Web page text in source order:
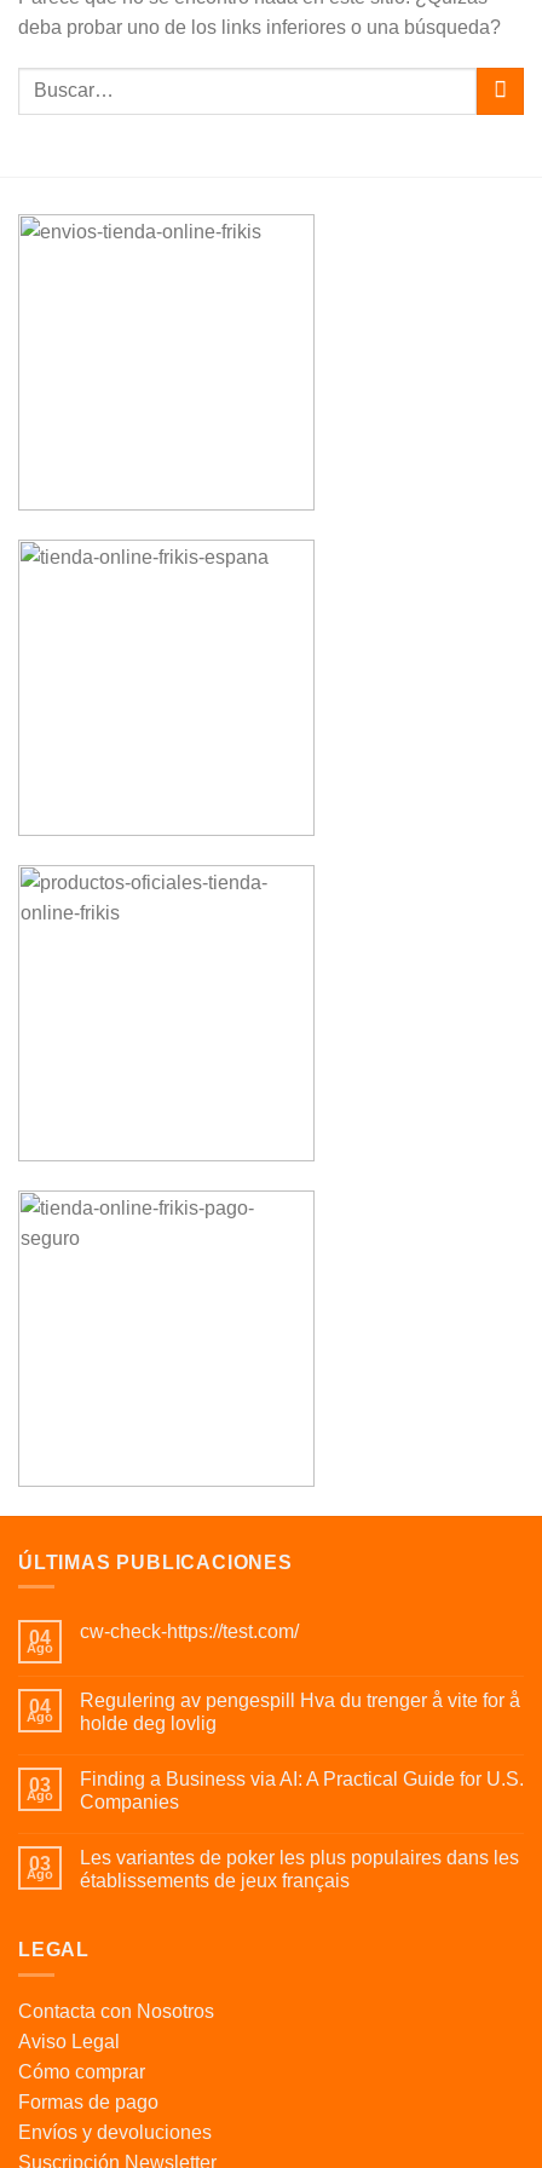
deba probar uno de los links inferiores o una búsqueda?
ÚLTIMAS PUBLICACIONES
04
Ago
cw-check-https://test.com/
04
Ago
Regulering av pengespill Hva du trenger å vite for å
holde deg lovlig
03
Ago
Finding a Business via AI: A Practical Guide for U.S.
Companies
03
Ago
Les variantes de poker les plus populaires dans les
établissements de jeux français
LEGAL
Contacta con Nosotros
Aviso Legal
Cómo comprar
Formas de pago
Envíos y devoluciones
Suscripción Newsletter